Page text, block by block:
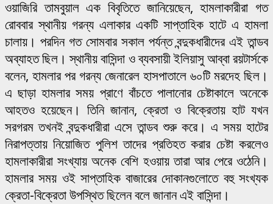
ওয়াজিরি তামবুয়াল এক বিবৃতিতে জানিয়েছেন, হামলাকারীরা গত
রোববার স্থানীয় গরন্য এলাকার একটি সাপ্তাহিক হাটে এ হামলা
চালায়। পরদিন গত সোমবার সকাল পর্যন্ত বন্দুকধারীদের এই তান্ডব
অব্যাহত ছিল। স্থানীয় বাসিন্দা ও ব্যবসায়ী ইলিয়াসু আব্বা রয়টার্সকে
বলেন, হামলার পর গরন্য জেনারেল হাসপাতালে ৬০টি মরদেহ ছিল।
এ ছাড়া হামলার সময় প্রাণে বাঁচতে পালানোর চেষ্টাকালে অনেকে
আহতও হয়েছেন। তিনি জানান, ক্রেতা ও বিক্রেতায় হাট যখন
সরগরম তখনই বন্দুকধারীরা এসে তান্ডব শুরু করে। এ সময় হাটের
নিরাপত্তায় নিয়োজিত পুলিশ তাদের প্রতিহত করার চেষ্টা করলেও
হামলাকারীরা সংখ্যায় অনেক বেশি হওয়ায় তারা আর পেরে ওঠেনি।
হামলার সময় ওই সাপ্তাহিক বাজারের দোকানগুলোতে বহু সংখ্যক
ক্রেতা-বিক্রেতা উপস্থিত ছিলেন বলে জানান এই বাসিন্দা।